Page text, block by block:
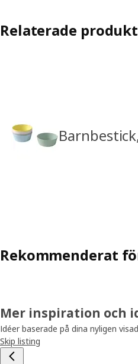
Relaterade
Rekommenderat
Mer inspiration och
Idéer baserade på dina nyligen
Skip listing